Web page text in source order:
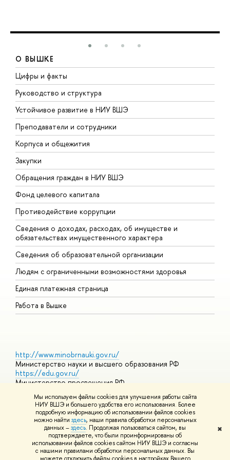
Мы используем файлы cookies для улучшения работы сайта
НИУ ВШЭ и большего удобства его использования. Более
подробную информацию об использовании файлов cookies
можно найти здесь, наши правила обработки персональных
данных –здесь. Продолжая пользоваться сайтом, вы
подтверждаете, что были проинформированы об
использовании файлов cookies сайтом НИУ ВШЭ и согласны
с нашими правилами обработки персональных данных. Вы
✖
О ВЫШКЕ
Цифры и факты
Руководство и структура
Устойчивое развитие в НИУ ВШЭ
Преподаватели и сотрудники
Корпуса и общежития
Закупки
Обращения граждан в НИУ ВШЭ
Фонд целевого капитала
Противодействие коррупции
Сведения о доходах, расходах, об имуществе и
обязательствах имущественного характера
Сведения об образовательной организации
Людям с ограниченными возможностями здоровья
Единая платежная страница
Работа в Вышке
http://www.minobrnauki.gov.ru/
Министерство науки и высшего образования РФ
https://edu.gov.ru/
Министерство просвещения РФ
Массовые открытые онлайн-курсы
© НИУ ВШЭ 1993–2026 Адреса и контактыУсловия
использования материалов Политика конфиденциальности
Шрифты HSE Sans и HSE Slab разработаны вШколе дизайна НИУ